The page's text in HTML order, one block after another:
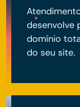
desenvolve
domínio
do seu site.